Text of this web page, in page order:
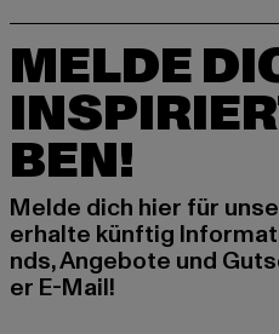
MELDE
BEN!
Melde dich hier für
erhalte künftig
nds, Angebote und
er E-Mail!